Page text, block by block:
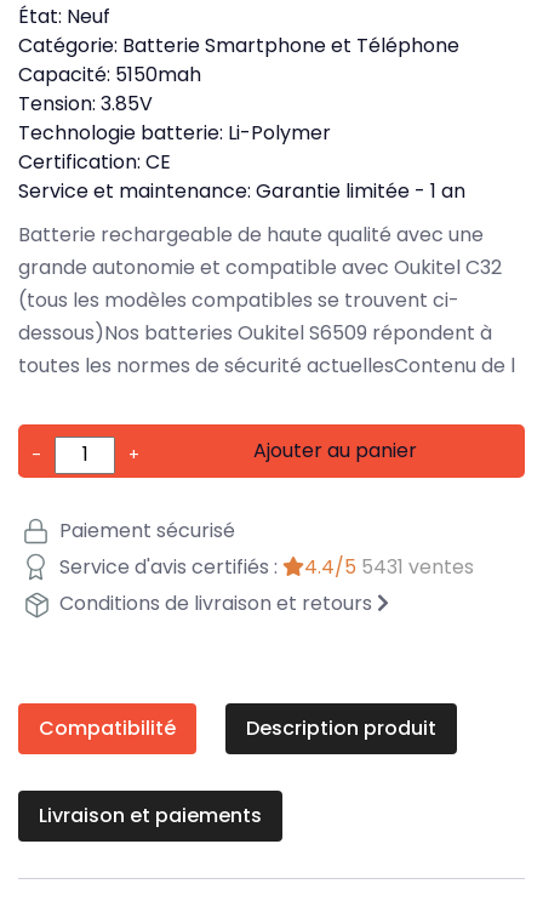
État: Neuf
Catégorie: Batterie Smartphone et Téléphone
Capacité: 5150mah
Tension: 3.85V
Technologie batterie: Li-Polymer
Certification: CE
Service et maintenance: Garantie limitée - 1 an
Batterie rechargeable de haute qualité avec une
grande autonomie et compatible avec Oukitel C32
(tous les modèles compatibles se trouvent ci-
dessous)Nos batteries Oukitel S6509 répondent à
toutes les normes de sécurité actuellesContenu de l
- + Ajouter au panier
Paiement sécurisé
Service d'avis certifiés :
4.4/5 5431 ventes
Conditions de livraison et retours
Compatibilité Description produit
Livraison et paiements